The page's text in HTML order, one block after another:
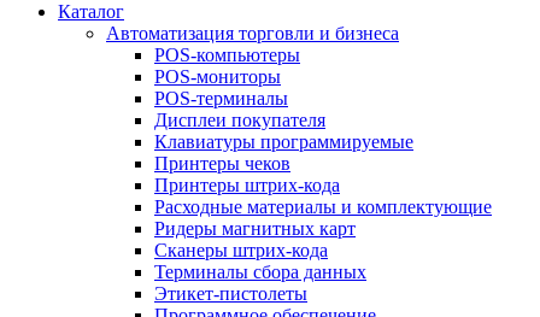
Каталог
Автоматизация торговли и бизнеса
POS-компьютеры
POS-мониторы
POS-терминалы
Дисплеи покупателя
Клавиатуры программируемые
Принтеры чеков
Принтеры штрих-кода
Расходные материалы и комплектующие
Ридеры магнитных карт
Сканеры штрих-кода
Терминалы сбора данных
Этикет-пистолеты